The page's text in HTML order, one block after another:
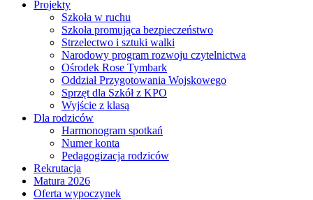
Projekty
Szkoła w ruchu
Szkoła promująca bezpieczeństwo
Strzelectwo i sztuki walki
Narodowy program rozwoju czytelnictwa
Ośrodek Rose Tymbark
Oddział Przygotowania Wojskowego
Sprzęt dla Szkół z KPO
Wyjście z klasą
Dla rodziców
Harmonogram spotkań
Numer konta
Pedagogizacja rodziców
Rekrutacja
Matura 2026
Oferta wypoczynek